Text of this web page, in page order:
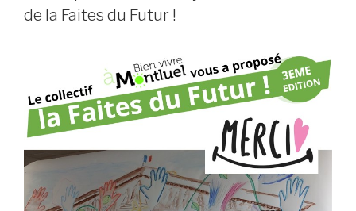
de la Faites du Futur !